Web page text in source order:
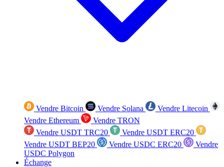
Vendre Bitcoin Vendre Solana
Vendre Litecoin
Vendre Ethereum
Vendre TRON
Vendre USDT TRC20
Vendre USDT ERC20
Vendre USDT BEP20
Vendre USDC ERC20
Vendre
USDC Polygon
Échange